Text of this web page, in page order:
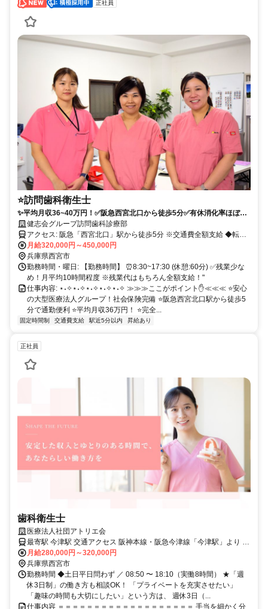
正社員
⭐️訪問歯科衛生士
✨平均月収36~40万円！✅阪急西宮北口から徒歩5分✅有休消化率ほぼ
100%！✅土日休み＆年件休日125日✅残業少なめ！月平均10時間ほど✅
福利厚生◎✅働くママさん応援！
健志会グループ訪問歯科診療部
アクセス: 阪急「西宮北口」駅から徒歩5分 ※交通費全額支給 ◆転勤
なし
月給320,000円～450,000円
兵庫県西宮市
勤務時間・曜日: 【勤務時間】 ⏰️8:30~17:30 (休憩:60分) ✅️残業少な
め！月平均10時間程度 ※残業代はもちろん全額支給！"
仕事内容: ⋆˖✧⋆˖✧⋆˖✧⋆˖✧⋆˖✧ ≫≫≫ここがポイント✋️≪≪≪ ⭐️安心
の大型医療法人グループ！社会保険完備 ⭐️阪急西宮北口駅から徒歩5
分で通勤便利 ⭐️平均月収36万円！ ⭐️完全...
固定時間制 交通費支給 駅近5分以内 昇給あり
正社員
歯科衛生士
医療法人社団アトリエ会
最寄駅 今津駅 交通アクセス 阪神本線・阪急今津線「今津駅」より 徒
歩約11分
月給280,000円～320,000円
兵庫県西宮市
勤務時間 ◆土日平日問わず ／ 08:50 〜 18:10（実働8時間） ★「週
休3日制」の働き方も相談OK！ 「プライベートを充実させたい」
「趣味の時間も大切にしたい」という方は、 週休3日（...
仕事内容 ＝＝＝＝＝＝＝＝＝＝＝＝＝＝＝＝＝＝＝ 手当を細かく分